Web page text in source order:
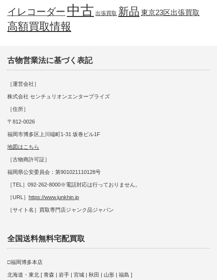
イレコーダー 中古 出張買取 新品 東京23区出張買取
高額買取情報
古物営業法に基づく表記
［運営会社］
株式会社 センチュリオンエンタープライズ
［住所］
〒812-0026
福岡市博多区上川端町1-31 坂巻ビル1F
地図はこちら
［古物商許可証］
福岡県公安委員会：第901021110128号
［TEL］092-262-8000※電話対応は行っておりません。
［URL］ https://www.junkhin.jp
［サイト名］買取専門店ジャンク品ジャパン
全国送料無料宅配買取
□福岡博多本店
北海道・東北 [ 青森 | 岩手 | 宮城 | 秋田 | 山形 | 福島 ]